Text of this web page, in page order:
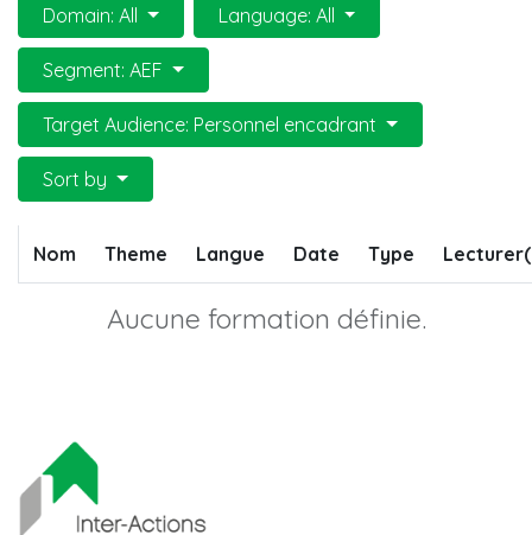
Domain: All Language: All
Segment: AEF
Target Audience: Personnel encadrant
Sort by
Nom Theme Langue Date Type
Aucune formation définie.